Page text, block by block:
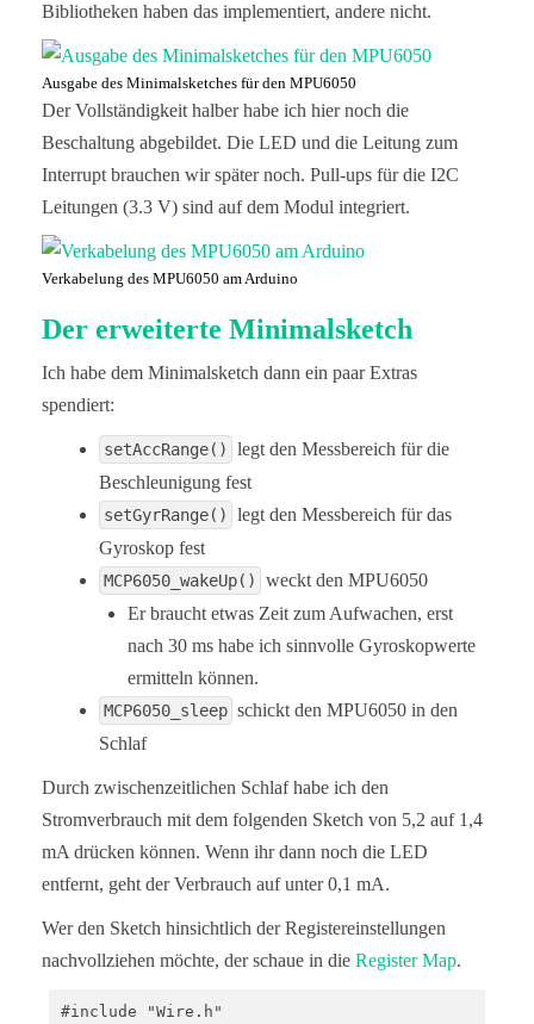
Bibliotheken haben das implementiert, andere nicht.
Ausgabe des Minimalsketches für den MPU6050
Der Vollständigkeit halber habe ich hier noch die
Beschaltung abgebildet. Die LED und die Leitung zum
Interrupt brauchen wir später noch. Pull-ups für die I2C
Leitungen (3.3 V) sind auf dem Modul integriert.
Verkabelung des MPU6050 am Arduino
Der erweiterte Minimalsketch
Ich habe dem Minimalsketch dann ein paar Extras
spendiert:
setAccRange()
legt den Messbereich für die
Beschleunigung fest
setGyrRange()
legt den Messbereich für das
Gyroskop fest
MCP6050_wakeUp()
weckt den MPU6050
Er braucht etwas Zeit zum Aufwachen, erst
nach 30 ms habe ich sinnvolle Gyroskopwerte
ermitteln können.
MCP6050_sleep schickt den MPU6050 in den
Schlaf
Durch zwischenzeitlichen Schlaf habe ich den
Stromverbrauch mit dem folgenden Sketch von 5,2 auf 1,4
mA drücken können. Wenn ihr dann noch die LED
entfernt, geht der Verbrauch auf unter 0,1 mA.
Wer den Sketch hinsichtlich der Registereinstellungen
nachvollziehen möchte, der schaue in die Register Map.
#include "Wire.h"